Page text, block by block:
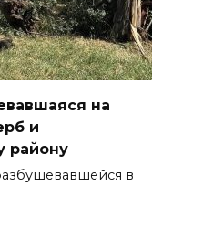
на
и
району
в